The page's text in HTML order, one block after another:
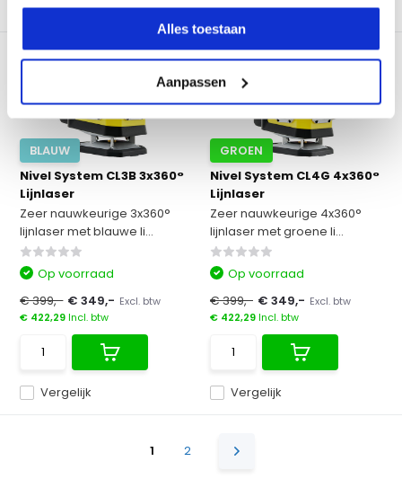
Alles toestaan
Aanpassen
Vergelijk Vergelijk
BLAUW
Nivel System CL3B 3x360°
Lijnlaser
Zeer nauwkeurige 3x360°
lijnlaser met blauwe li...
Vergelijk
Op voorraad
€ 399,- € 349,- Excl. btw
€ 422,29Incl. btw
GROEN
Nivel System CL4G 4x360°
Lijnlaser
Zeer nauwkeurige 4x360°
lijnlaser met groene li...
Vergelijk
Op voorraad
€ 399,- € 349,- Excl. btw
€ 422,29Incl. btw
1 2